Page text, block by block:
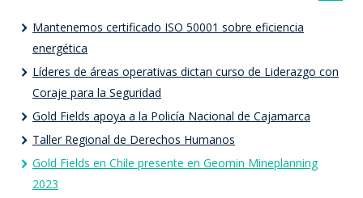
Mantenemos certificado ISO 50001 sobre eficiencia
energética
Líderes de áreas operativas dictan curso de Liderazgo con
Coraje para la Seguridad
Gold Fields apoya a la Policía Nacional de Cajamarca
Taller Regional de Derechos Humanos
Gold Fields en Chile presente en Geomin Mineplanning
2023